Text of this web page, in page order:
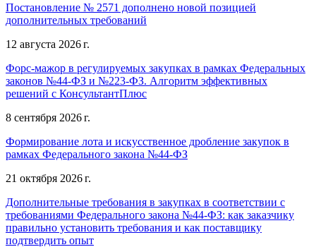
Постановление № 2571 дополнено новой позицией
дополнительных требований
12 августа 2026 г.
Форс-мажор в регулируемых закупках в рамках Федеральных
законов №44-ФЗ и №223-ФЗ. Алгоритм эффективных
решений с КонсультантПлюс
8 сентября 2026 г.
Формирование лота и искусственное дробление закупок в
рамках Федерального закона №44-ФЗ
21 октября 2026 г.
Дополнительные требования в закупках в соответствии с
требованиями Федерального закона №44-ФЗ: как заказчику
правильно установить требования и как поставщику
подтвердить опыт